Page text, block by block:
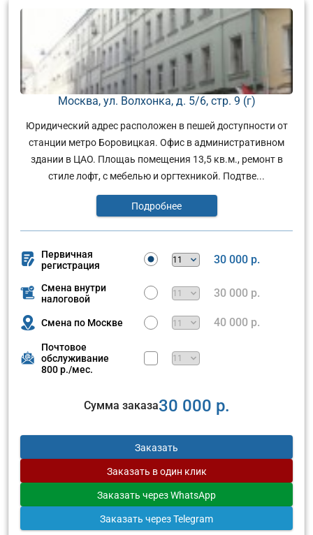
Москва, ул. Волхонка, д. 5/6, стр. 9 (г)
Юридический адрес расположен в пешей доступности от
станции метро Боровицкая. Офис в административном
здании в ЦАО. Площаь помещения 13,5 кв.м., ремонт в
стиле лофт, с мебелью и оргтехникой. Подтве...
Подробнее
Первичная
регистрация
30 000 р.
Смена внутри
налоговой
30 000 р.
Смена по Москве 40 000 р.
Почтовое
обслуживание
800 р./мес.
Сумма заказа30 000 р.
Заказать
Заказать в один клик
Заказать через WhatsApp
Заказать через Telegram